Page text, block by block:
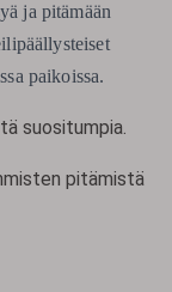
ja pitämään
paikoissa.
suositumpia.
pitämistä